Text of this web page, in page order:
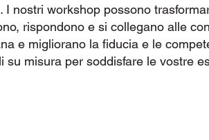
I nostri workshop possono
rispondono e si collegano alle
e migliorano la fiducia e le
su misura per soddisfare le vostre